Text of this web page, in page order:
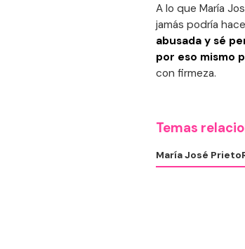
A lo que María
jamás podría
abusada y sé
por eso mismo
con firmeza.
Temas
María José Prieto